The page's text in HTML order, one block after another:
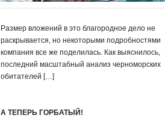
Размер вложений в это благородное дело не
раскрывается, но некоторыми подробностями
компания все же поделилась. Как выяснилось,
последний масштабный анализ черноморских
обитателей […]
А ТЕПЕРЬ ГОРБАТЫЙ!